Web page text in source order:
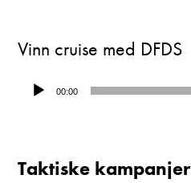
Vinn cruise med DFDS
00:00
Taktiske kampanjer